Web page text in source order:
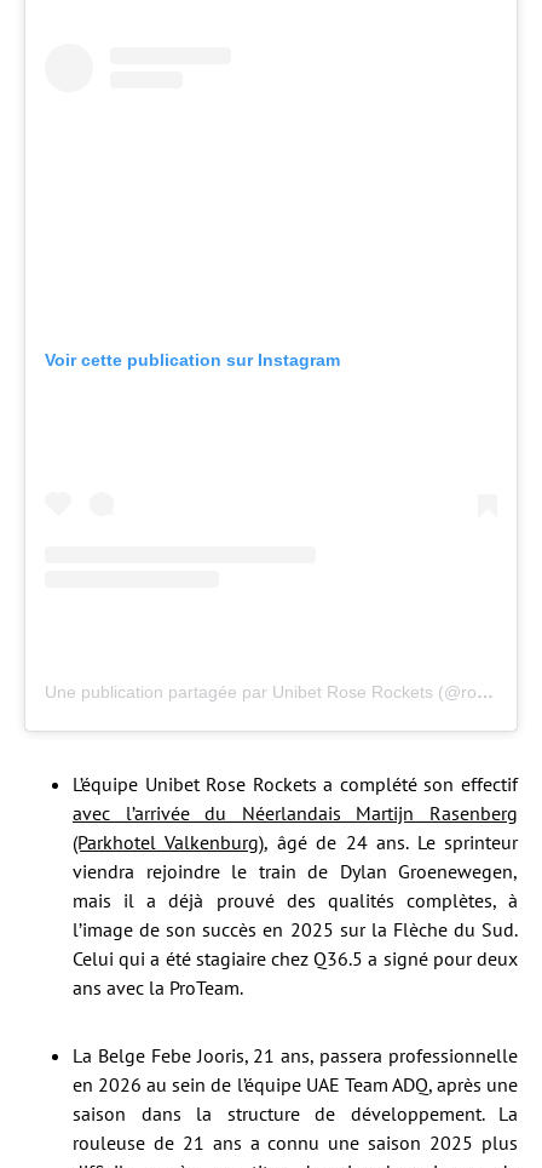
Voir cette publication sur Instagram
Une publication partagée par Unibet Rose Rockets (@rocketscycling)
L’équipe Unibet Rose Rockets a complété son effectif
avec l’arrivée du Néerlandais Martijn Rasenberg
(Parkhotel Valkenburg), âgé de 24 ans. Le sprinteur
viendra rejoindre le train de Dylan Groenewegen,
mais il a déjà prouvé des qualités complètes, à
l’image de son succès en 2025 sur la Flèche du Sud.
Celui qui a été stagiaire chez Q36.5 a signé pour deux
ans avec la ProTeam.
La Belge Febe Jooris, 21 ans, passera professionnelle
en 2026 au sein de l’équipe UAE Team ADQ, après une
saison dans la structure de développement. La
rouleuse de 21 ans a connu une saison 2025 plus